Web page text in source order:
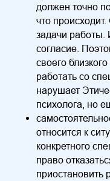
должен точно
что
задачи работы.
согласие.
своего
работать со
нарушает
психолога, но
относится к
конкретного
право
приостановить